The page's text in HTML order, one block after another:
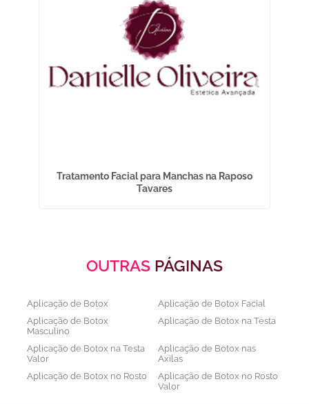
Tratamento Facial para Manchas na Raposo
Tavares
OUTRAS PÁGINAS
Aplicação de Botox
Aplicação de Botox Facial
Aplicação de Botox
Masculino
Aplicação de Botox na Testa
Aplicação de Botox na Testa
Valor
Aplicação de Botox nas
Axilas
Aplicação de Botox no Rosto
Aplicação de Botox no Rosto
Valor